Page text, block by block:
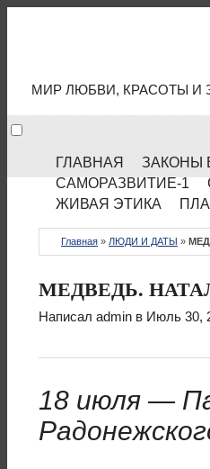
МИР ЛЮБВИ, КРАСОТЫ И
ГЛАВНАЯ ЗАКОНЫ
САМОРАЗВИТИЕ-1
ЖИВАЯ ЭТИКА
Главная » ЛЮДИ И ДАТЫ »
МЕДВЕДЬ.
Написал admin в Июль 30,
18 июля —